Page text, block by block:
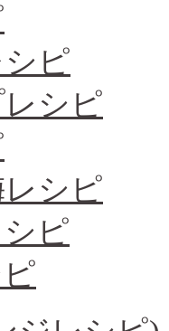
ピ
シピ
シピ
ピ